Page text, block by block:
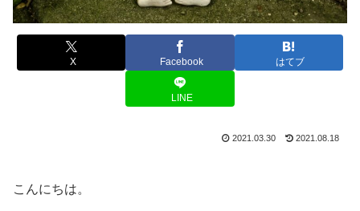
X Facebook はてブ
LINE
2021.03.30 2021.08.18
こんにちは。